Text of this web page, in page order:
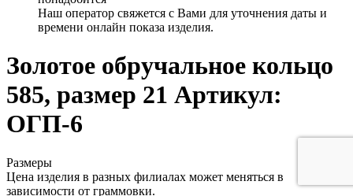
Наш оператор свяжется с Вами для уточнения даты и
времени онлайн показа изделия.
Золотое обручальное кольцо
585, размер 21 Артикул:
ОГП-6
Размеры
Цена изделия в разных филиалах может меняться в
зависимости от граммовки.